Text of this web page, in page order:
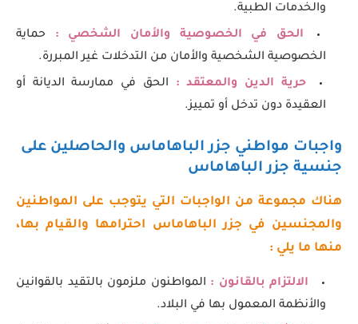
والخدمات الطبية.
الحق في الخصوصية والأمان الشخصي : حماية
الخصوصية الشخصية والأمان من التدخلات غير المبررة.
حرية الدين والمعتقد : الحق في ممارسة الديانة أو
العقيدة دون تدخل أو تمييز.
واجبات مواطني جزر الباهاماس والحاصلين على
جنسية جزر الباهاماس
هناك مجموعة من الواجبات التي يتوجب على المواطنين
والمجنسين في جزر الباهاماس احترامها والقيام بها،
منها ما يلي :
الالتزام بالقانون : المواطنون ملزمون بالتقيد بالقوانين
والأنظمة المعمول بها في البلاد.